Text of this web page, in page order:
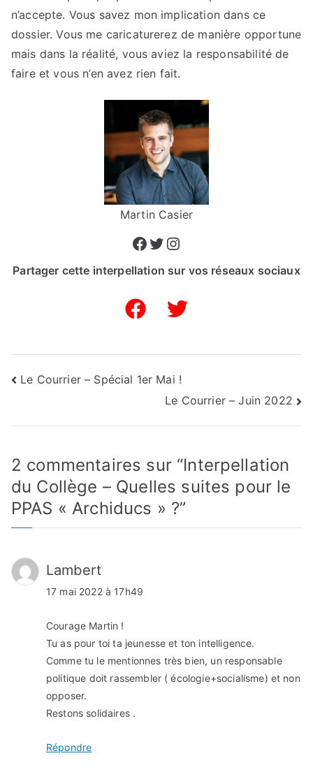
n’accepte. Vous savez mon implication dans ce
dossier. Vous me caricaturerez de manière opportune
mais dans la réalité, vous aviez la responsabilité de
faire et vous n’en avez rien fait.
Martin Casier
Facebook
Twitter
Instagram
Partager cette interpellation sur vos réseaux sociaux
Navigation
Le Courrier – Spécial 1er Mai !
Le Courrier – Juin 2022
2 commentaires sur “Interpellation
du Collège – Quelles suites pour le
PPAS « Archiducs » ?”
Lambert
17 mai 2022 à 17h49
Courage Martin !
Tu as pour toi ta jeunesse et ton intelligence.
Comme tu le mentionnes très bien, un responsable
politique doit rassembler ( écologie+socialisme) et non
opposer.
Restons solidaires .
Répondre